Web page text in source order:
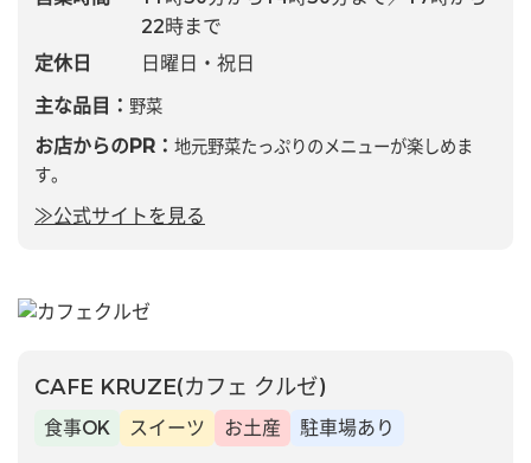
22時まで
定休日
日曜日・祝日
主な品目： 野菜
お店からのPR： 地元野菜たっぷりのメニューが楽しめま
す。
≫公式サイトを見る
CAFE KRUZE(カフェ クルゼ)
食事OK スイーツ お土産 駐車場あり